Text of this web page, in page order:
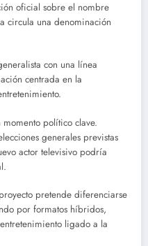
oficial sobre el nombre
circula una denominación
con una línea
centrada en la
político clave.
generales previstas
actor televisivo podría
pretende diferenciarse
por formatos híbridos,
ligado a la